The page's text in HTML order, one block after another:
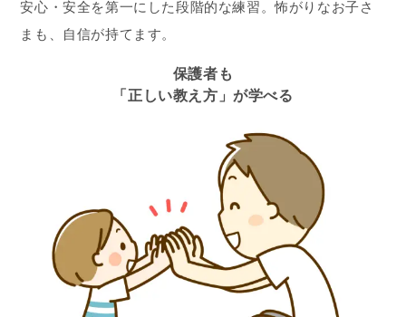
安心・安全を第一にした段階的な練習。怖がりなお子さ
まも、自信が持てます。
保護者も
「正しい教え方」が学べる